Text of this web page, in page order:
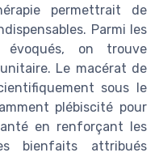
permettrait de
Parmi les
on trouve
Le macérat de
sous le
plébiscité pour
en renforçant les
bienfaits attribués